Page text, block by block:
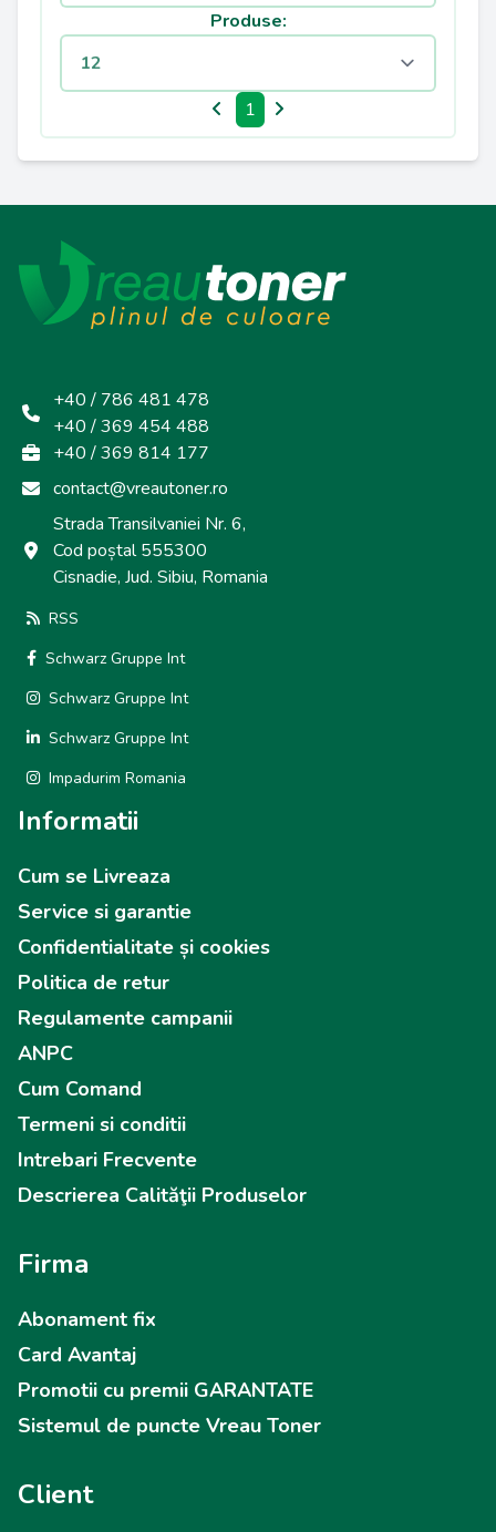
Produse:
1
+40 / 786 481 478
+40 / 369 454 488
+40 / 369 814 177
contact@vreautoner.ro
Strada Transilvaniei Nr. 6,
Cod poștal 555300
Cisnadie, Jud. Sibiu, Romania
RSS
Schwarz Gruppe Int
Schwarz Gruppe Int
Schwarz Gruppe Int
Impadurim Romania
Informatii
Cum se Livreaza
Service si garantie
Confidentialitate și cookies
Politica de retur
Regulamente campanii
ANPC
Cum Comand
Termeni si conditii
Intrebari Frecvente
Descrierea Calităţii Produselor
Firma
Abonament fix
Card Avantaj
Promotii cu premii GARANTATE
Sistemul de puncte Vreau Toner
Client